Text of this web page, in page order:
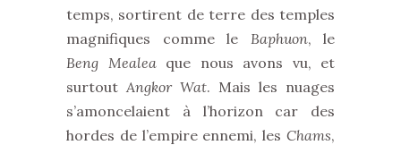
temps, sortirent de terre des temples
magnifiques comme le Baphuon, le
Beng Mealeaque nous avons vu, et
surtout Angkor Wat. Mais les nuages
s’amoncelaient à l’horizon car des
hordes de l’empire ennemi, les Chams,